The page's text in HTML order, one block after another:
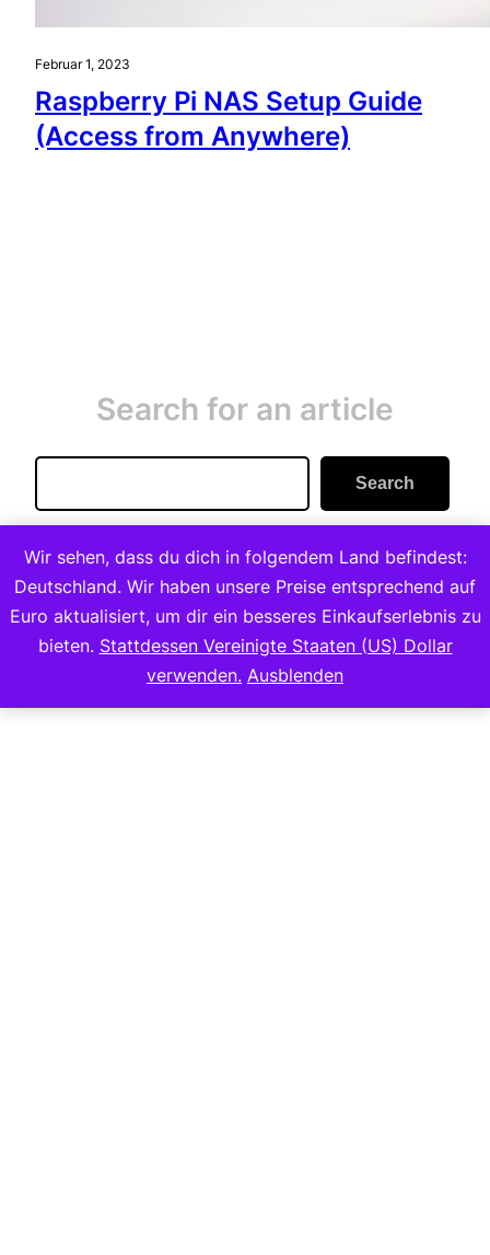
Februar 1, 2023
Raspberry Pi NAS Setup Guide
(Access from Anywhere)
Search for an article
Search
Copyright 2023
Wir sehen, dass du dich in folgendem Land befindest:
Deutschland. Wir haben unsere Preise entsprechend auf
Euro aktualisiert, um dir ein besseres Einkaufserlebnis zu
bieten. Stattdessen Vereinigte Staaten (US) Dollar
verwenden. Ausblenden